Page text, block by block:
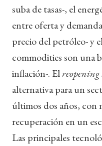
suba de tasas-, el
entre oferta y
precio del petróleo- y
commodities son una
inflación-. El
alternativa para un
últimos dos años,
recuperación en un
Las principales